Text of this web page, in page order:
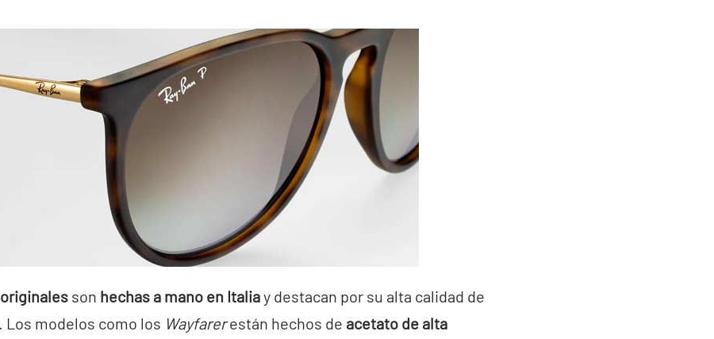
son hechas a mano en Italiay destacan por su alta calidad de
Los modelos como los Wayfarerestán hechos de acetato de alta